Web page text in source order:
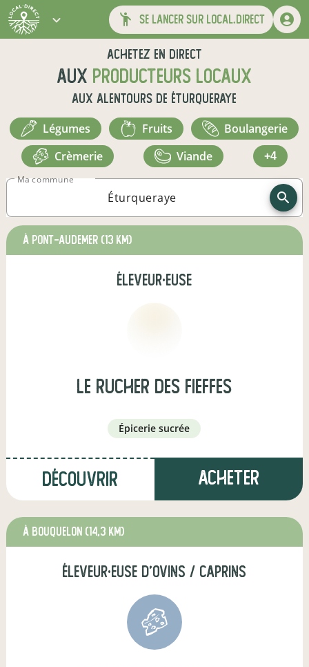
se lancer sur local.direct
Achetez en direct
aux producteurs locaux
aux alentours de Éturqueraye
légumes fruits
boulangerie
crèmerie
viande +4
Ma commune
à Pont-Audemer (13 km)
éleveur·euse
Le Rucher des Fieffes
épicerie sucrée
Découvrir Acheter
à Bouquelon (14,3 km)
éleveur·euse d'ovins / caprins